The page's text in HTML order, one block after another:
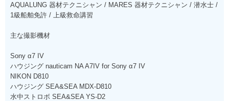
AQUALUNG 器材テクニシャン / MARES 器材テクニシャン / 潜水士 /
1級船舶免許 / 上級救命講習
主な撮影機材
Sony α7 IV
ハウジング nauticam NA A7IV for Sony α7 IV
NIKON D810
ハウジング SEA&SEA MDX-D810
水中ストロボ SEA&SEA YS-D2